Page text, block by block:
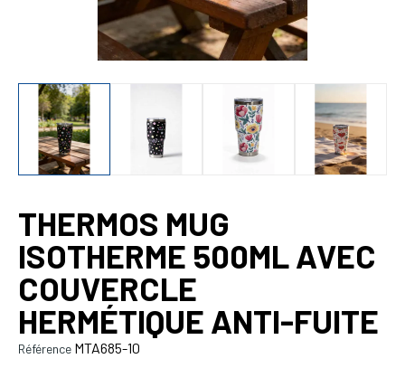
THERMOS MUG
ISOTHERME 500ML AVEC
COUVERCLE
HERMÉTIQUE ANTI-FUITE
Référence MTA685-10